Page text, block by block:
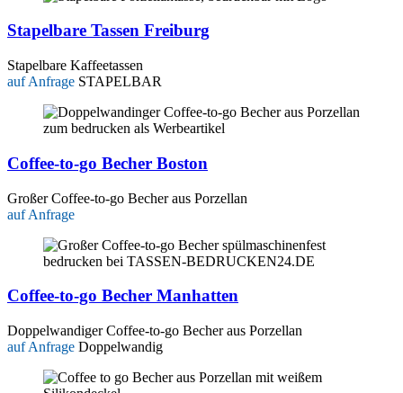
Stapelbare Tassen Freiburg
Stapelbare Kaffeetassen
auf Anfrage STAPELBAR
Coffee-to-go Becher Boston
Großer Coffee-to-go Becher aus Porzellan
auf Anfrage
Coffee-to-go Becher Manhatten
Doppelwandiger Coffee-to-go Becher aus Porzellan
auf Anfrage Doppelwandig